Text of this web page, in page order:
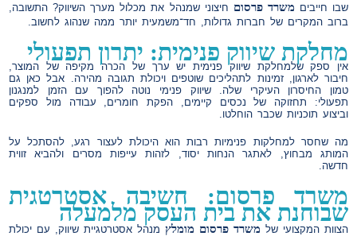
שבו חייבים משרד פרסום חיצוני שמנהל את מכלול מערך השיווק? התשובה,
ברוב המקרים של חברות גדולות, חד־משמעית יותר ממה שנהוג לחשוב.
מחלקת שיווק פנימית: יתרון תפעולי
אין ספק שלמחלקת שיווק פנימית יש ערך של הכרה מקיפה של המוצר,
חיבור לארגון, זמינות לתהליכים שוטפים ויכולת תגובה מהירה. אבל כאן גם
טמון החיסרון העיקרי שלה. שיווק פנימי נוטה להפוך עם הזמן למנגנון
תפעולי: תחזוקה של נכסים קיימים, הפקת חומרים, עבודה מול ספקים
וביצוע תוכניות שכבר הוחלטו.
מה שחסר למחלקות פנימיות רבות הוא היכולת לעצור רגע, להסתכל על
המותג מבחוץ, לאתגר הנחות יסוד, לזהות עייפות מסרים ולהביא זווית
חדשה.
משרד פרסום: חשיבה אסטרטגית
שבוחנת את בית העסק מלמעלה
הצוות המקצועי של משרד פרסום מומלץ מנהל אסטרטגיית שיווק, עם יכולת